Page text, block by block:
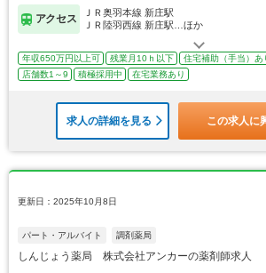
アクセス
ＪＲ奥羽本線 新庄駅
ＪＲ陸羽西線 新庄駅…ほか
年収650万円以上可 残業月10ｈ以下 住宅補助（手当）あ
店舗数1～9
積極採用中 在宅業務あり
求人の詳細を見る この求人に
更新日：2025年10月8日
パート・アルバイト 調剤薬局
しんじょう薬局 株式会社アンカーの薬剤師求人